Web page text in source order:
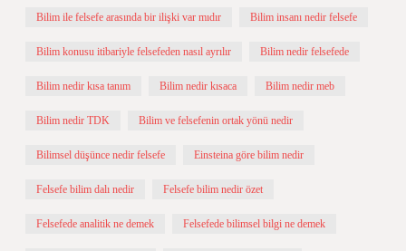
Bilim ile felsefe arasında bir ilişki var mıdır Bilim insanı nedir felsefe
Bilim konusu itibariyle felsefeden nasıl ayrılır Bilim nedir felsefede
Bilim nedir kısa tanım Bilim nedir kısaca Bilim nedir meb
Bilim nedir TDK Bilim ve felsefenin ortak yönü nedir
Bilimsel düşünce nedir felsefe Einsteina göre bilim nedir
Felsefe bilim dalı nedir Felsefe bilim nedir özet
Felsefede analitik ne demek Felsefede bilimsel bilgi ne demek